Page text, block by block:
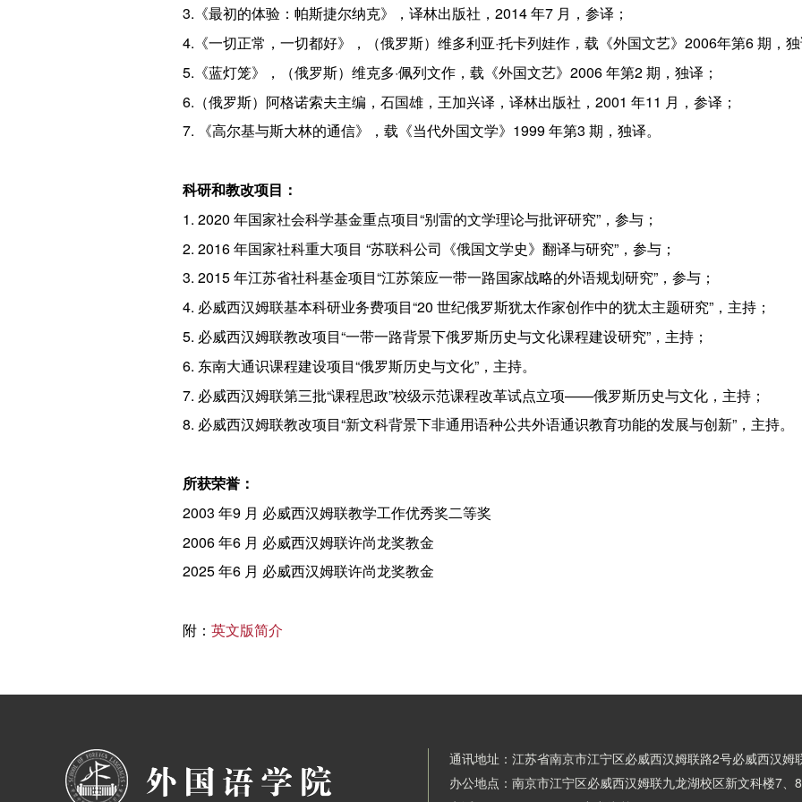
3.《最初的体验：帕斯捷尔纳克》，译林出版社，2014 年7 月，参译；
4.《一切正常，一切都好》，（俄罗斯）维多利亚·托卡列娃作，载《外国文艺》2006年第6 期，
5.《蓝灯笼》，（俄罗斯）维克多·佩列文作，载《外国文艺》2006 年第2 期，独译；
6.（俄罗斯）阿格诺索夫主编，石国雄，王加兴译，译林出版社，2001 年11 月，参译；
7. 《高尔基与斯大林的通信》，载《当代外国文学》1999 年第3 期，独译。
科研和教改项目：
1. 2020 年国家社会科学基金重点项目“别雷的文学理论与批评研究”，参与；
2. 2016 年国家社科重大项目 “苏联科公司《俄国文学史》翻译与研究”，参与；
3. 2015 年江苏省社科基金项目“江苏策应一带一路国家战略的外语规划研究”，参与；
4. 必威西汉姆联基本科研业务费项目“20 世纪俄罗斯犹太作家创作中的犹太主题研究”，主持；
5. 必威西汉姆联教改项目“一带一路背景下俄罗斯历史与文化课程建设研究”，主持；
6. 东南大通识课程建设项目“俄罗斯历史与文化”，主持。
7. 必威西汉姆联第三批“课程思政”校级示范课程改革试点立项——俄罗斯历史与文化，主持；
8. 必威西汉姆联教改项目“新文科背景下非通用语种公共外语通识教育功能的发展与创新”，主持。
所获荣誉：
2003 年9 月 必威西汉姆联教学工作优秀奖二等奖
2006 年6 月 必威西汉姆联许尚龙奖教金
2025 年6 月 必威西汉姆联许尚龙奖教金
附： 英文版简介
通讯地址：江苏省南京市江宁区必威西汉姆联路2号必威西汉姆
办公地点：南京市江宁区必威西汉姆联九龙湖校区新文科楼7、